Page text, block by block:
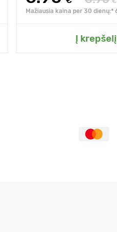
Mažiausia kaina per 30 dienų:*
Į krepšelį